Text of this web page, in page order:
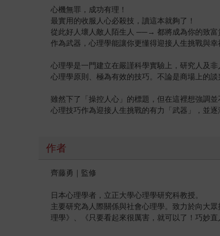
心機無罪，成功有理！
最實用的收服人心必殺技，讀這本就夠了！
從此好人壞人敵人陌生人 ──→ 都將成為你的致富
作為武器，心理學能讓你更懂得迎接人生挑戰與幸
心理學是一門建立在嚴謹科學實驗上，研究人及
心理學原則、極為有效的技巧。不論是商場上的
雖然下了「操控人心」的標題，但在這裡想強調
心理技巧作為迎接人生挑戰的有力「武器」，並
作者
齊藤勇｜監修
日本心理學者，立正大學心理學研究科教授。
主要研究為人際關係與社會心理學。致力於向大
理學》、《只要看起來很厲害，就可以了！巧妙